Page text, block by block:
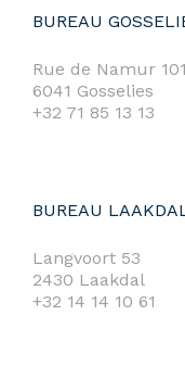
BUREAU
Rue de Namur 101
6041 Gosselies
+32 71 85 13 13
BUREAU
Langvoort 53
2430 Laakdal
+32 14 14 10 61